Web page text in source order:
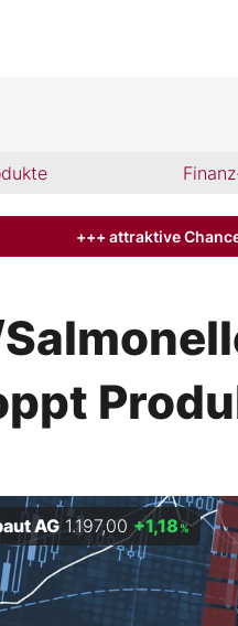
+++ attraktive
AG 1.197,00 +1,18 %